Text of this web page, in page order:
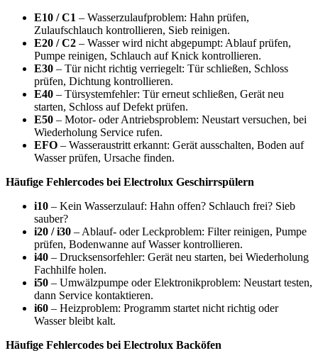
E10 / C1 – Wasserzulaufproblem: Hahn prüfen,
Zulaufschlauch kontrollieren, Sieb reinigen.
E20 / C2 – Wasser wird nicht abgepumpt: Ablauf prüfen,
Pumpe reinigen, Schlauch auf Knick kontrollieren.
E30 – Tür nicht richtig verriegelt: Tür schließen, Schloss
prüfen, Dichtung kontrollieren.
E40 – Türsystemfehler: Tür erneut schließen, Gerät neu
starten, Schloss auf Defekt prüfen.
E50 – Motor- oder Antriebsproblem: Neustart versuchen, bei
Wiederholung Service rufen.
EFO – Wasseraustritt erkannt: Gerät ausschalten, Boden auf
Wasser prüfen, Ursache finden.
Häufige Fehlercodes bei Electrolux Geschirrspülern
i10 – Kein Wasserzulauf: Hahn offen? Schlauch frei? Sieb
sauber?
i20 / i30 – Ablauf- oder Leckproblem: Filter reinigen, Pumpe
prüfen, Bodenwanne auf Wasser kontrollieren.
i40 – Drucksensorfehler: Gerät neu starten, bei Wiederholung
Fachhilfe holen.
i50 – Umwälzpumpe oder Elektronikproblem: Neustart testen,
dann Service kontaktieren.
i60 – Heizproblem: Programm startet nicht richtig oder
Wasser bleibt kalt.
Häufige Fehlercodes bei Electrolux Backöfen